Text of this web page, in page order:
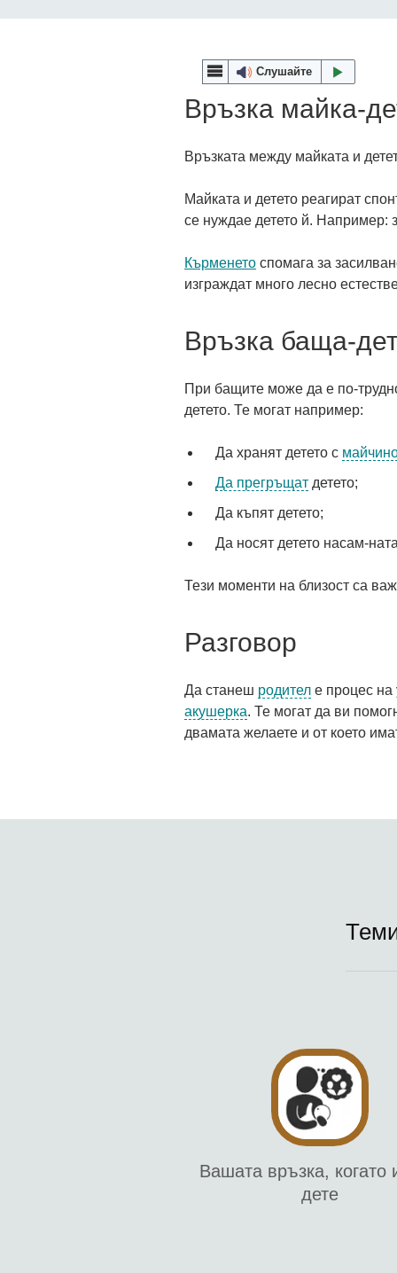
Слушайте
Връзка майка-
Връзката между майката и
Майката и детето реагират
се нуждае детето й. Например:
Кърменето спомага за
изграждат много лесно
Връзка баща-
При бащите може да е по-
детето. Те могат например:
Да хранят детето с
Да прегръщат детето;
Да къпят детето;
Да носят детето насам-
Тези моменти на близост са
Разговор
Да станеш родител е процес на
акушерка. Те могат да ви
двамата желаете и от което
Вашата връзка, когато
дете